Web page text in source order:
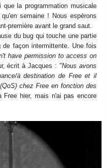
la programmation musicale
semaine ! Nous espérons
première avant le grand saut.
du bug qui touche une partie
façon intermittente. Une fois
have permission to access on
écrit à Jacques : "Nous avons
à destination de Free et il
chez Free en fonction des
hier, mais n'ai pas encore